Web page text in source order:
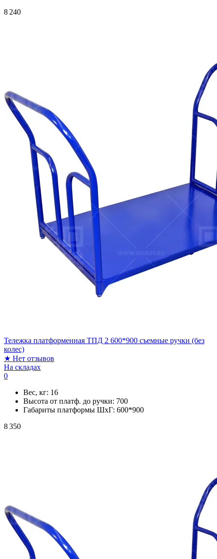
8 240
Тележка платформенная ТПД 2 600*900 съемные ручки (без
колес)
★ Нет отзывов
На складах
0
Вес, кг: 16
Высота от платф. до ручки: 700
Габариты платформы ШxГ: 600*900
8 350